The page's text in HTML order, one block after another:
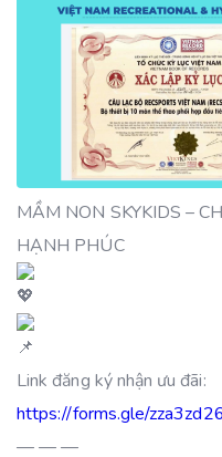
MẦM NON SKYKIDS –
HẠNH PHÚC
Link đăng ký nhận ưu đãi:
https://forms.gle/
— — —